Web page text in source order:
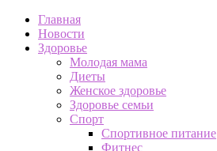
Главная
Новости
Здоровье
Молодая мама
Диеты
Женское здоровье
Здоровье семьи
Спорт
Спортивное питание
Фитнес